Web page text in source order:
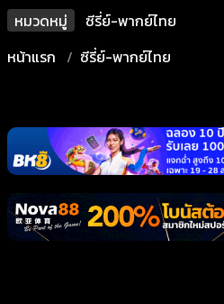
หมวดหมู่
ซีรี่ย์-พากย์ไทย
หน้าแรก
ซีรี่ย์-พากย์ไทย